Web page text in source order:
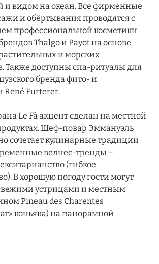
и видом на океан. Все фирменные
и обёртывания проводятся с
профессиональной косметики
Thalgo и Payot на основе
и морских
Также доступны спа-ритуалы для
бренда фито- и
René Furterer.
Le Fâ акцент сделан на местной
Шеф-повар Эммануэль
сочетает кулинарные традиции
велнес-тренды –
(гибкое
В хорошую погоду гости могут
устрицами и местным
Pineau des Charentes
коньяка) на панорамной